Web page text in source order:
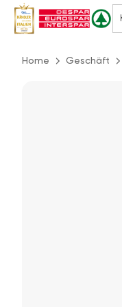
Home Geschäft